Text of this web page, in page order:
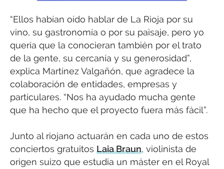
“Ellos habían oído hablar de La Rioja por su
vino, su gastronomía o por su paisaje, pero yo
quería que la conocieran también por el trato
de la gente, su cercanía y su generosidad”,
explica Martínez Valgañón, que agradece la
colaboración de entidades, empresas y
particulares. “Nos ha ayudado mucha gente
que ha hecho que el proyecto fuera más fácil”.
Junto al riojano actuarán en cada uno de estos
conciertos gratuitos Laia Braun, violinista de
origen suizo que estudia un máster en el Royal